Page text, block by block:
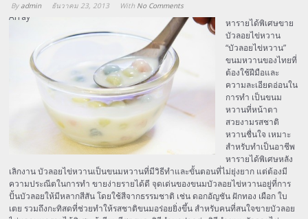
By admin ธันวาคม 23, 2013 With No Comments
Array
หารายได้พิเศษขาย
บัวลอยไข่หวาน
“บัวลอยไข่หวาน”
ขนมหวานของไทยที่
ต้องใช้ฝีมือและ
ความละเอียดอ่อนใน
การทำ เป็นขนม
หวานที่หน้าตา
สวยงามรสชาติ
หวานชื่นใจ เหมาะ
สำหรับทำเป็นอาชีพ
หารายได้พิเศษหลัง
เลิกงาน บัวลอยไข่หวานเป็นขนมหวานที่มีวิธีทำและขั้นตอนที่ไม่ยุ่งยาก แต่ต้องมี
ความประณีตในการทำ ขายง่ายรายได้ดี จุดเด่นของขนมบัวลอยไข่หวานอยู่ที่การ
ปั้นบัวลอยให้มีหลากสีสัน โดยใช้สีจากธรรมชาติ เช่น ดอกอัญชัน ฝักทอง เผือก ใบ
เตย รวมถึงกะทิสดที่ช่วยทำให้รสชาติขนมอร่อยยิ่งขึ้น สำหรับคนที่สนใจขายบัวลอย